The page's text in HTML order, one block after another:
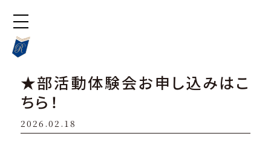
★部活動体験会お申し込みはこ
ちら！
2026.02.18